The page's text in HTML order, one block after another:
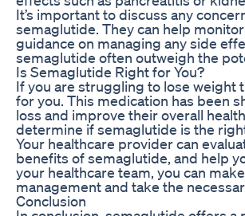
It’s important to discuss any
semaglutide. They can help
guidance on managing any side
semaglutide often outweigh the
Is Semaglutide Right for You?
If you are struggling to lose weight
for you. This medication has been
loss and improve their overall
determine if semaglutide is the
Your healthcare provider can
benefits of semaglutide, and help
your healthcare team, you can
management and take the
Conclusion